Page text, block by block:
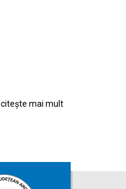
citește mai mult